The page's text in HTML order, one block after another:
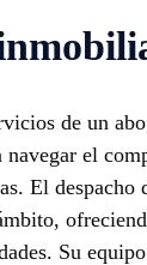
de un
navegar el
El despacho
Su